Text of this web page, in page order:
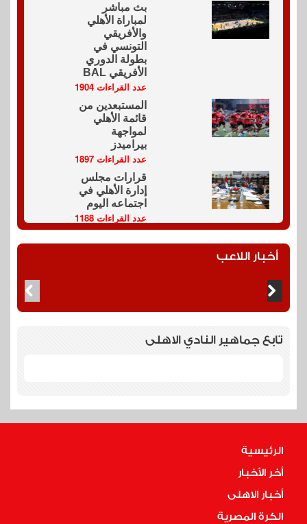
بث مباشر
لمباراة الأهلي
والأفريقي
التونسي في
بطولة الدوري
الأفريقي BAL
عدد القراءات 1904
المستبعدين من
قائمة الأهلي
لمواجهة
بيراميدز
عدد القراءات 1897
قرارات مجلس
إدارة الأهلي في
اجتماعه اليوم
عدد القراءات 1188
أخبار اللاعب
تابع جماهير النادي الاهلى
الرئيسية
أخر الأخبار
أخبار الاهلى
الكرة المصرية